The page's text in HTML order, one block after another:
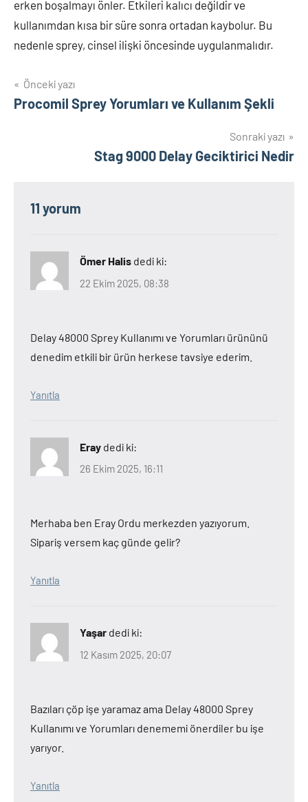
erken boşalmayı önler. Etkileri kalıcı değildir ve
kullanımdan kısa bir süre sonra ortadan kaybolur. Bu
nedenle sprey, cinsel ilişki öncesinde uygulanmalıdır.
Yazı
gezinmesi
Önceki yazı
Procomil Sprey Yorumları ve Kullanım Şekli
Sonraki yazı
Stag 9000 Delay Geciktirici Nedir
11 yorum
Ömer Halis dedi ki:
22 Ekim 2025, 08:38
Delay 48000 Sprey Kullanımı ve Yorumları ürününü
denedim etkili bir ürün herkese tavsiye ederim.
Yanıtla
Eray dedi ki:
26 Ekim 2025, 16:11
Merhaba ben Eray Ordu merkezden yazıyorum.
Sipariş versem kaç günde gelir?
Yanıtla
Yaşar dedi ki:
12 Kasım 2025, 20:07
Bazıları çöp işe yaramaz ama Delay 48000 Sprey
Kullanımı ve Yorumları denememi önerdiler bu işe
yarıyor.
Yanıtla